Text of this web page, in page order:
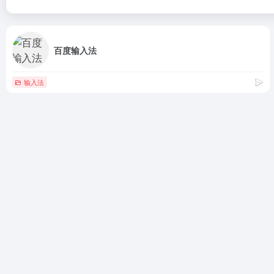
百度输入法
输入法